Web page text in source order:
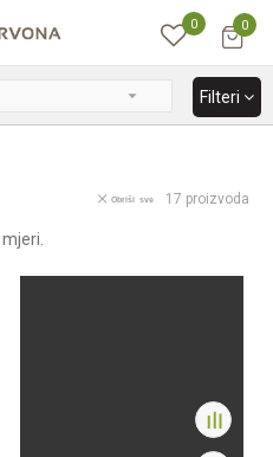
0 0
: info@drvona.hr i 047/ 646 - 044
Filteri
17 proizvoda
Obriši sve